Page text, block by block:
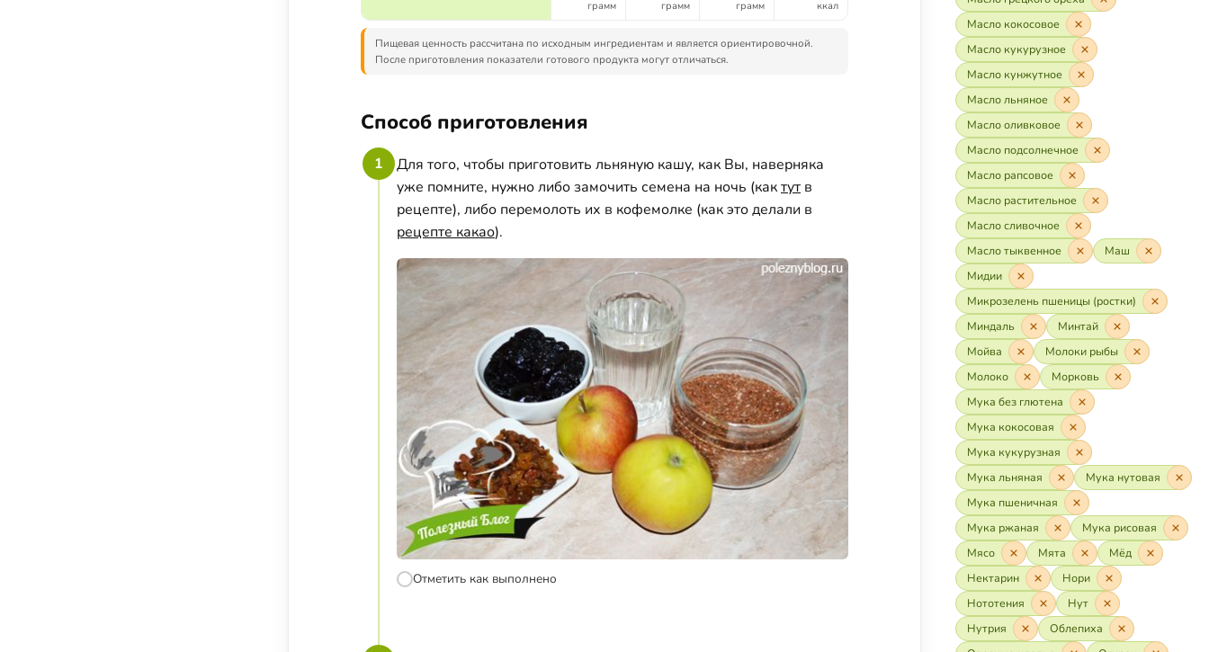
грамм грамм грамм ккал
Пищевая ценность рассчитана по исходным ингредиентам и является ориентировочной.
После приготовления показатели готового продукта могут отличаться.
Способ приготовления
1
Для того, чтобы приготовить льняную кашу, как Вы, наверняка
уже помните, нужно либо замочить семена на ночь (кактут в
рецепте), либо перемолоть их в кофемолке (как это делали в
рецепте какао).
Отметить как выполнено
Масло кокосовое
Масло кукурузное
Масло кунжутное
Масло льняное
Масло оливковое
Масло подсолнечное
Масло рапсовое
Масло растительное
Масло сливочное
Масло тыквенное
Маш
Мидии
Микрозелень пшеницы (ростки)
Миндаль
Минтай
Мойва
Молоки рыбы
Молоко
Морковь
Мука без глютена
Мука кокосовая
Мука кукурузная
Мука льняная
Мука нутовая
Мука пшеничная
Мука ржаная
Мука рисовая
Мясо
Мята
Мёд
Нектарин
Нори
Нототения
Нут
Нутрия
Облепиха